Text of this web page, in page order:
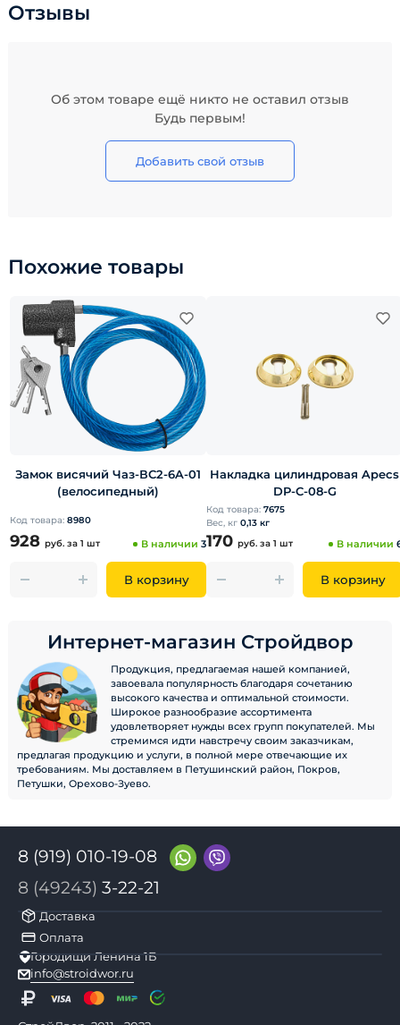
Отзывы
Об этом товаре ещё никто не оставил отзыв
Будь первым!
Добавить свой отзыв
Похожие товары
Замок висячий Чаз-ВС2-6A-01
(велосипедный)
Код товара: 8980
928 руб. за 1 шт В наличии 3
В корзину
Накладка цилиндровая Apecs
DP-C-08-G
Код товара: 7675
Вес, кг 0,13 кг
170 руб. за 1 шт В наличии
В корзину
Интернет-магазин Стройдвор
Продукция, предлагаемая нашей компанией,
завоевала популярность благодаря сочетанию
высокого качества и оптимальной стоимости.
Широкое разнообразие ассортимента
удовлетворяет нужды всех групп покупателей. Мы
стремимся идти навстречу своим заказчикам,
предлагая продукцию и услуги, в полной мере отвечающие их
требованиям. Мы доставляем в Петушинский район, Покров,
Петушки, Орехово-Зуево.
8 (919) 010-19-08
8 (49243) 3-22-21
Доставка
Оплата
Городищи Ленина 1Б
info@stroidwor.ru